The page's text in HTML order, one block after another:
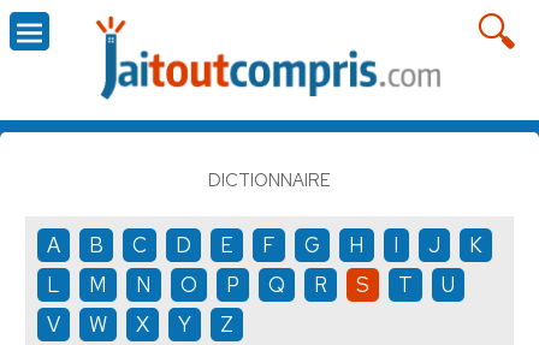
DICTIONNAIRE
A B C D E F G H I J
K
L
M N O P Q R S T
U
V
W X Y Z